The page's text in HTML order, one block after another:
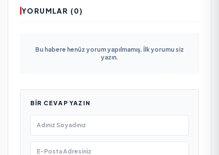
YORUMLAR (0)
Bu habere henüz yorum yapılmamış. İlk yorumu siz
yazın.
BIR CEVAP YAZIN